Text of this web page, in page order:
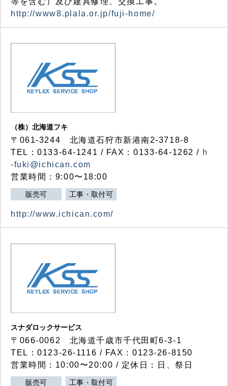
http://www8.plala.or.jp/fuji-home/
（株）北海道フキ
〒061-3244 北海道石狩市新港南2-3718-8
TEL：0133-64-1241 / FAX：0133-64-1262 / h
-fuki@ichican.com
営業時間：9:00〜18:00
販売可 工事・取付可
http://www.ichican.com/
スナダロックサービス
〒066-0062 北海道千歳市千代田町6-3-1
TEL：0123-26-1116 / FAX：0123-26-8150
営業時間：10:00〜20:00 / 定休日：日、祭日
販売可 工事・取付可